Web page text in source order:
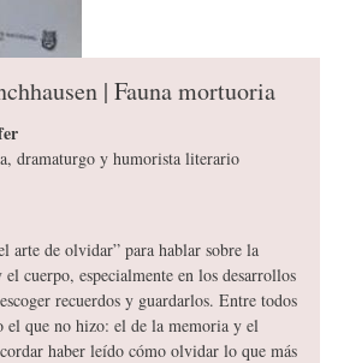
| Fauna mortuoria
dramaturgo y humorista literario
arte de olvidar” para hablar sobre la
cuerpo, especialmente en los desarrollos
recuerdos y guardarlos. Entre todos
el que no hizo: el de la memoria y el
haber leído cómo olvidar lo que más